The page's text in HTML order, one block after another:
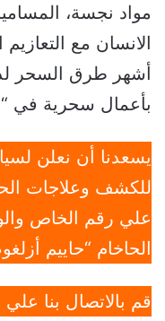
مواد نجسة،
الانسان مع
أشهر طرق السحر
بأعمال سحرية في
يسعدنا أن نعلن
للكشف وعلاجات
علي رقم الخاص
الحاخام “حاييم
قم بالاتصال بنا علي